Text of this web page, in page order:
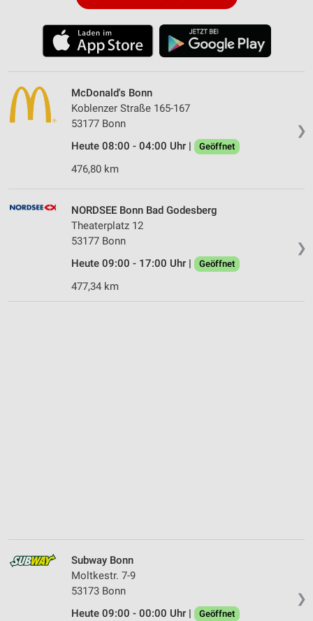
❯
McDonald's Bonn
Koblenzer Straße 165-167
53177 Bonn
Heute 08:00 - 04:00 Uhr |
Geöffnet
476,80 km
❯
NORDSEE Bonn Bad Godesberg
Theaterplatz 12
53177 Bonn
Heute 09:00 - 17:00 Uhr |
Geöffnet
477,34 km
❯
Subway Bonn
Moltkestr. 7-9
53173 Bonn
Heute 09:00 - 00:00 Uhr |
Geöffnet